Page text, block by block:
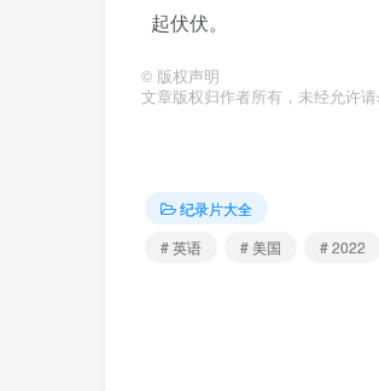
起伏伏。
© 版权声明
文章版权归作者所有，未经允许请
纪录片大全
# 英语
# 美国 # 2022